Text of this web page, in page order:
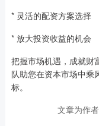
* 灵活的配资方案选择
* 放大投资收益的机会
把握市场机遇，成就财
队助您在资本市场中乘
标。
文章为作